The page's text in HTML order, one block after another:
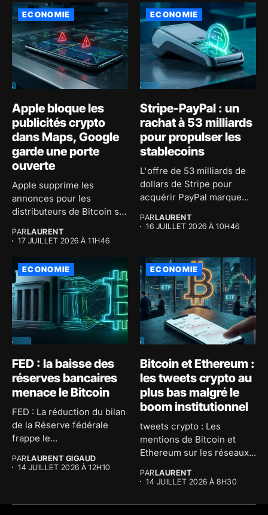
ECONOMIE
Apple bloque les
publicités crypto
dans Maps, Google
garde une porte
ouverte
Apple supprime les
annonces pour les
distributeurs de Bitcoin sur
PARLAURENT
17 JUILLET 2026 À 11H46
ECONOMIE
Stripe-PayPal : un
rachat à 53 milliards
pour propulser les
stablecoins
L'offre de 53 milliards de
dollars de Stripe pour
acquérir PayPal marque...
PARLAURENT
16 JUILLET 2026 À 10H46
ECONOMIE
FED : la baisse des
réserves bancaires
menace le Bitcoin
FED : La réduction du bilan
de la Réserve fédérale
frappe le...
PARLAURENT GIGAUD
14 JUILLET 2026 À 12H10
ECONOMIE
Bitcoin et Ethereum :
les tweets crypto au
plus bas malgré le
boom institutionnel
tweets crypto : Les
mentions de Bitcoin et
Ethereum sur les réseaux...
PARLAURENT
14 JUILLET 2026 À 8H30